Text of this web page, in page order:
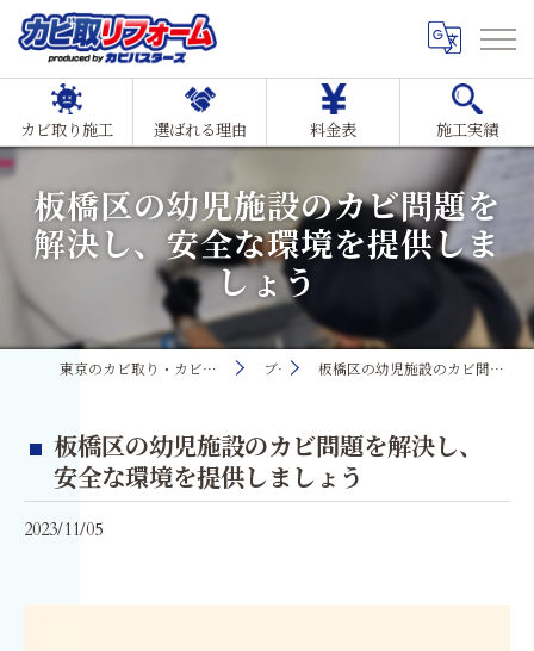
カビ取り施工 選ばれる理由 料金表 施工実績
板橋区の幼児施設のカビ問題を
解決し、安全な環境を提供しま
しょう
東京のカビ取り・カビ対策ならMIST工法®カビ取リフォーム ブログ 板橋区の幼児施設のカビ問題を解決し、安全な環境を提供しましょう
板橋区の幼児施設のカビ問題を解決し、
安全な環境を提供しましょう
2023/11/05